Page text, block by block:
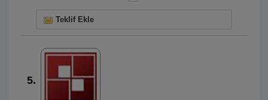
Teklif Ekle
5.